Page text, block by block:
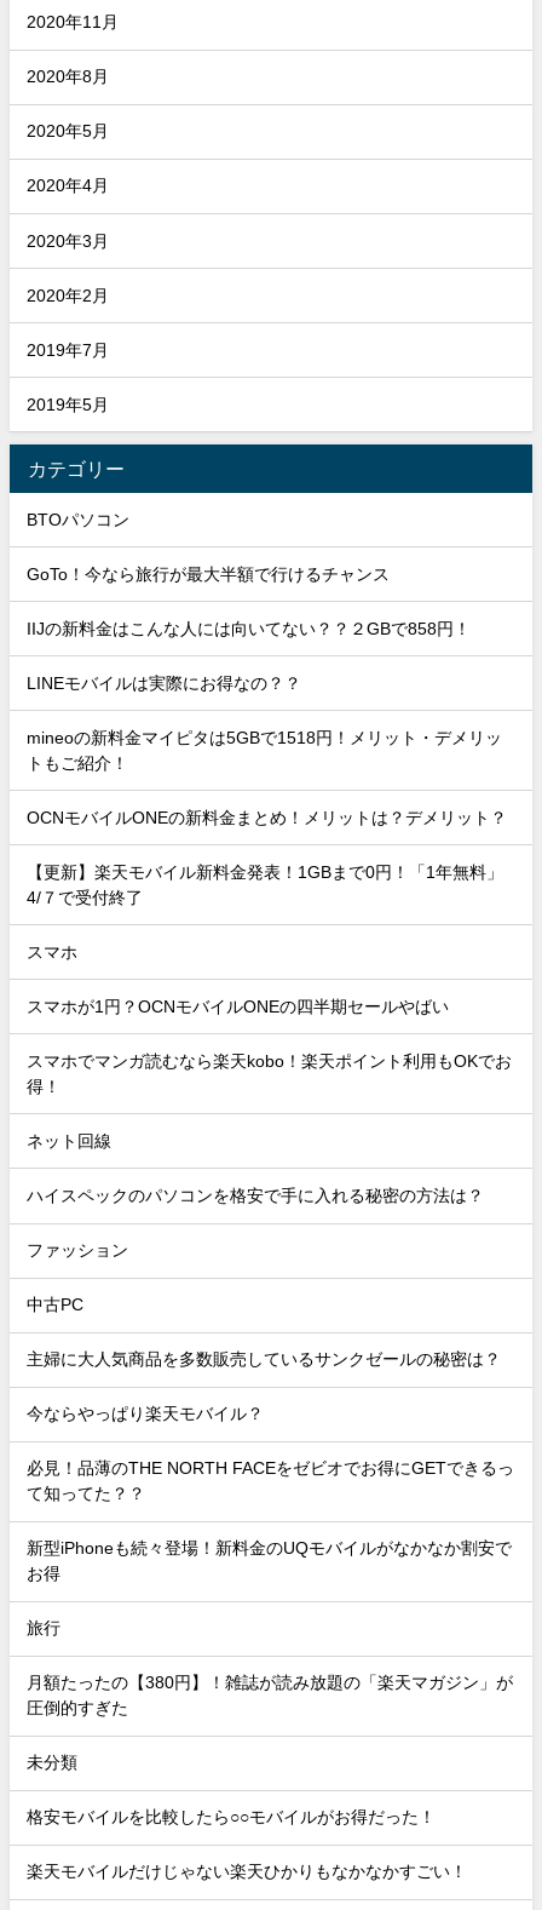
2020年11月
2020年8月
2020年5月
2020年4月
2020年3月
2020年2月
2019年7月
2019年5月
カテゴリー
BTOパソコン
GoTo！今なら旅行が最大半額で行けるチャンス
IIJの新料金はこんな人には向いてない？？２GBで858円！
LINEモバイルは実際にお得なの？？
mineoの新料金マイピタは5GBで1518円！メリット・デメリッ
トもご紹介！
OCNモバイルONEの新料金まとめ！メリットは？デメリット？
【更新】楽天モバイル新料金発表！1GBまで0円！「1年無料」
4/７で受付終了
スマホ
スマホが1円？OCNモバイルONEの四半期セールやばい
スマホでマンガ読むなら楽天kobo！楽天ポイント利用もOKでお
得！
ネット回線
ハイスペックのパソコンを格安で手に入れる秘密の方法は？
ファッション
中古PC
主婦に大人気商品を多数販売しているサンクゼールの秘密は？
今ならやっぱり楽天モバイル？
必見！品薄のTHE NORTH FACEをゼビオでお得にGETできるっ
て知ってた？？
新型iPhoneも続々登場！新料金のUQモバイルがなかなか割安で
お得
旅行
月額たったの【380円】！雑誌が読み放題の「楽天マガジン」が
圧倒的すぎた
未分類
格安モバイルを比較したら○○モバイルがお得だった！
楽天モバイルだけじゃない楽天ひかりもなかなかすごい！